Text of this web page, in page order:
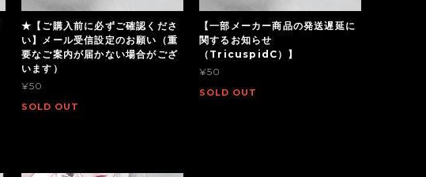
★【ご購入前に必ずご確認くださ
い】メール受信設定のお願い（重
要なご案内が届かない場合がござ
います）
¥50
SOLD OUT
【一部メーカー商品の発送遅延に
関するお知らせ
（TricuspidC）】
¥50
SOLD OUT